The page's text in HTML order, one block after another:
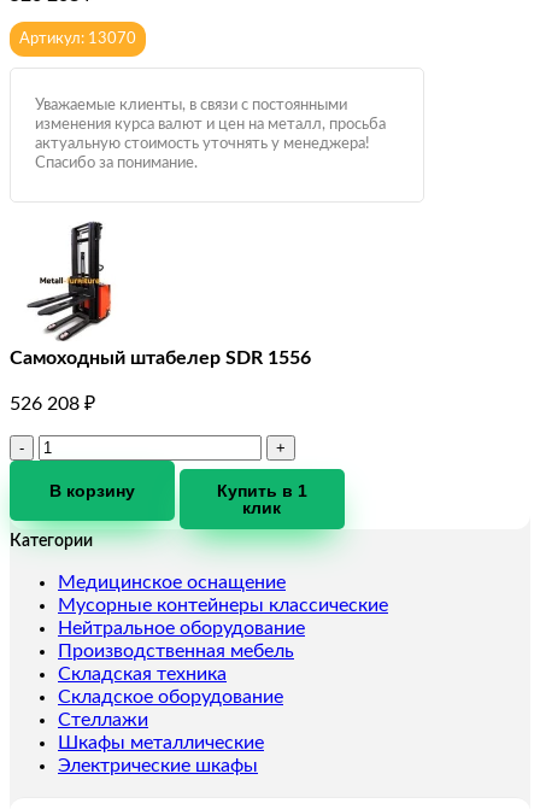
Артикул: 13070
Уважаемые клиенты, в связи с постоянными
изменения курса валют и цен на металл, просьба
актуальную стоимость уточнять у менеджера!
Спасибо за понимание.
Самоходный штабелер SDR 1556
526 208 ₽
Количество
Самоходный
SDR
В корзину
Купить в 1
клик
Категории
Медицинское оснащение
Мусорные контейнеры классические
Нейтральное оборудование
Производственная мебель
Складская техника
Складское оборудование
Стеллажи
Шкафы металлические
Электрические шкафы